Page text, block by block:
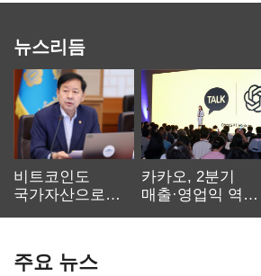
뉴스리듬
비트코인도
국가자산으로…'
카카오, 2분기
매출·영업익 역대
주요 뉴스